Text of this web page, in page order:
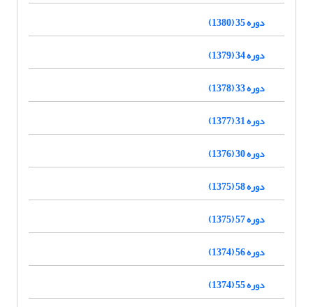
دوره 35 (1380)
دوره 34 (1379)
دوره 33 (1378)
دوره 31 (1377)
دوره 30 (1376)
دوره 58 (1375)
دوره 57 (1375)
دوره 56 (1374)
دوره 55 (1374)